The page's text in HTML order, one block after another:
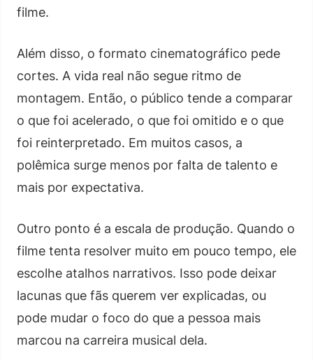
filme.
Além disso, o formato cinematográfico pede
cortes. A vida real não segue ritmo de
montagem. Então, o público tende a comparar
o que foi acelerado, o que foi omitido e o que
foi reinterpretado. Em muitos casos, a
polêmica surge menos por falta de talento e
mais por expectativa.
Outro ponto é a escala de produção. Quando o
filme tenta resolver muito em pouco tempo, ele
escolhe atalhos narrativos. Isso pode deixar
lacunas que fãs querem ver explicadas, ou
pode mudar o foco do que a pessoa mais
marcou na carreira musical dela.